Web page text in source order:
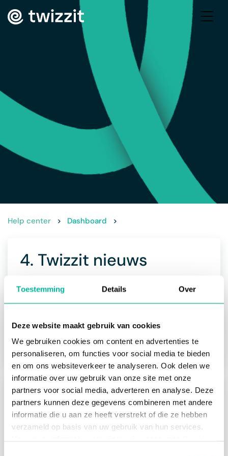
Toestemming Details Over
Deze website maakt gebruik van cookies
We gebruiken cookies om content en advertenties te
personaliseren, om functies voor social media te bieden
en om ons websiteverkeer te analyseren. Ook delen we
informatie over uw gebruik van onze site met onze
partners voor social media, adverteren en analyse. Deze
partners kunnen deze gegevens combineren met andere
informatie die u aan ze heeft verstrekt of die ze hebben
verzameld op basis van uw gebruik van hun services.
Help center > Dashboard >
4. Twizzit nieuws
Dankzij het rubriek Twizzit nieuws blijf je op de
naar onzeTwizzit blogdie je meer info over het
topic geeft.
Over de module dashboard
Waarom de module dashboard gebruiken?
Dashboard onderdelen